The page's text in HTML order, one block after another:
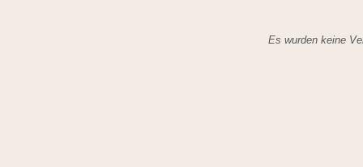
Es wurden keine